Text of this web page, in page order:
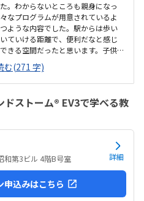
。わからないところも親身になっ
なプログラムが用意されているよ
ような内容でした。駅からは歩い
ていける距離で、便利だなと感じ
きる空間だったと思います。子供
と思います月々の費用は少し高い
システムがあればもっと良いと思
、楽しい様子でした。また参加し
む(271 字)
ストーム® EV3で学べる教
和第3ビル 4階B号室 詳細
申込みはこちら